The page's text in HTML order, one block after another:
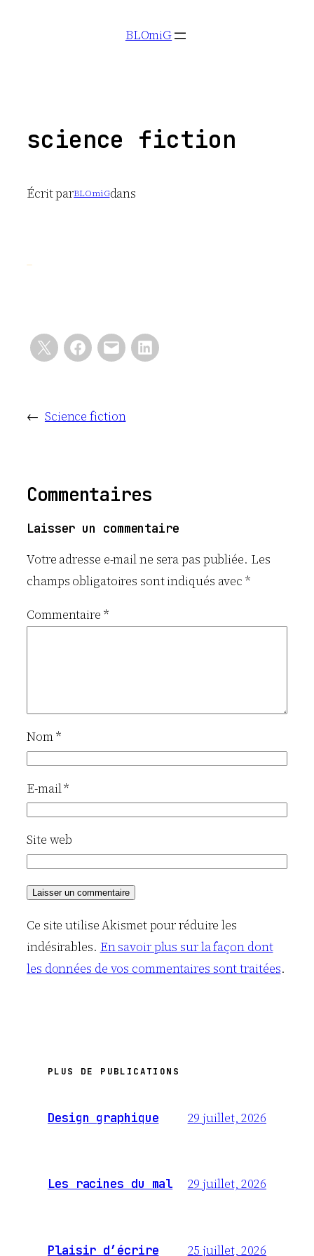
BLOmiG
science fiction
Écrit parBLOmiGdans
← Science fiction
Commentaires
Laisser un commentaire
Votre adresse e-mail ne sera pas publiée. Les
champs obligatoires sont indiqués avec*
Commentaire *
Nom*
E-mail*
Site web
Ce site utilise Akismet pour réduire les
indésirables. En savoir plus sur la façon dont
les données de vos commentaires sont traitées.
PLUS DE PUBLICATIONS
Design graphique 29 juillet, 2026
Les racines du mal 29 juillet, 2026
Plaisir d’écrire 25 juillet, 2026